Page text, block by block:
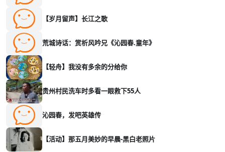
【岁月留声】长江之歌
荒城诗话：赏析风吟兄《沁园春.童年》
【轻舟】我没有多余的分给你
贵州村民洗车时多看一眼救下55人
沁园春，发吧英雄传
【活动】那五月美妙的早晨-黑白老照片